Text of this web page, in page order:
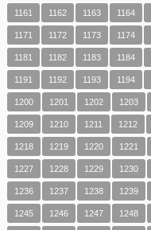
1161 1162 1163 1164
1171 1172 1173 1174
1181 1182 1183 1184
1191 1192 1193 1194
1200 1201 1202 1203
1209 1210 1211 1212
1218 1219 1220 1221
1227 1228 1229 1230
1236 1237 1238 1239
1245 1246 1247 1248